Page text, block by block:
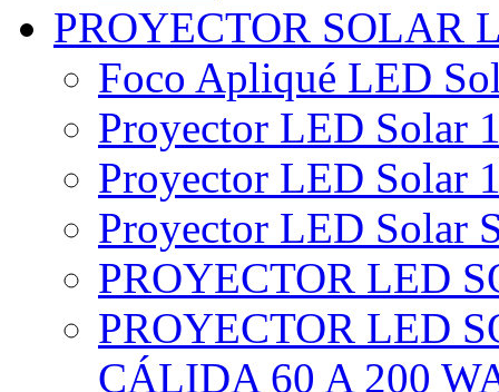
PROYECTOR SOLAR
Foco Apliqué LED
Proyector LED Solar
Proyector LED Solar
Proyector LED Solar
PROYECTOR LED
PROYECTOR LED
CÁLIDA 60 A 200